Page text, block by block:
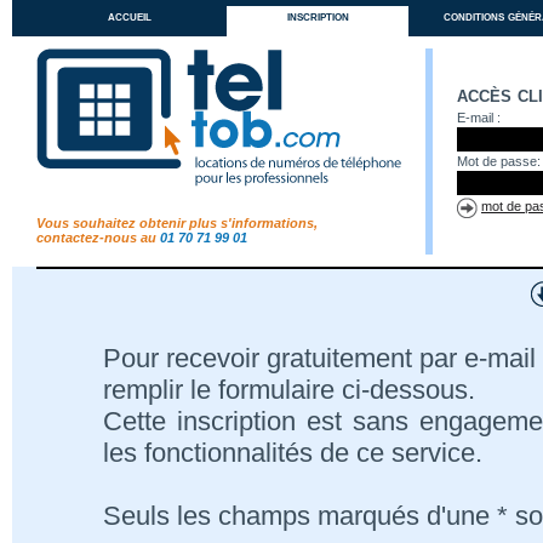
accueil inscription conditions
Vous souhaitez obtenir plus s'informations,
contactez-nous au 01 70 71 99 01
accès
E-mail :
Mot de passe:
mot de
Pour recevoir gratuitement par e-
remplir le formulaire ci-dessous.
Cette inscription est sans
les fonctionnalités de ce service.
Seuls les champs marqués d'une *